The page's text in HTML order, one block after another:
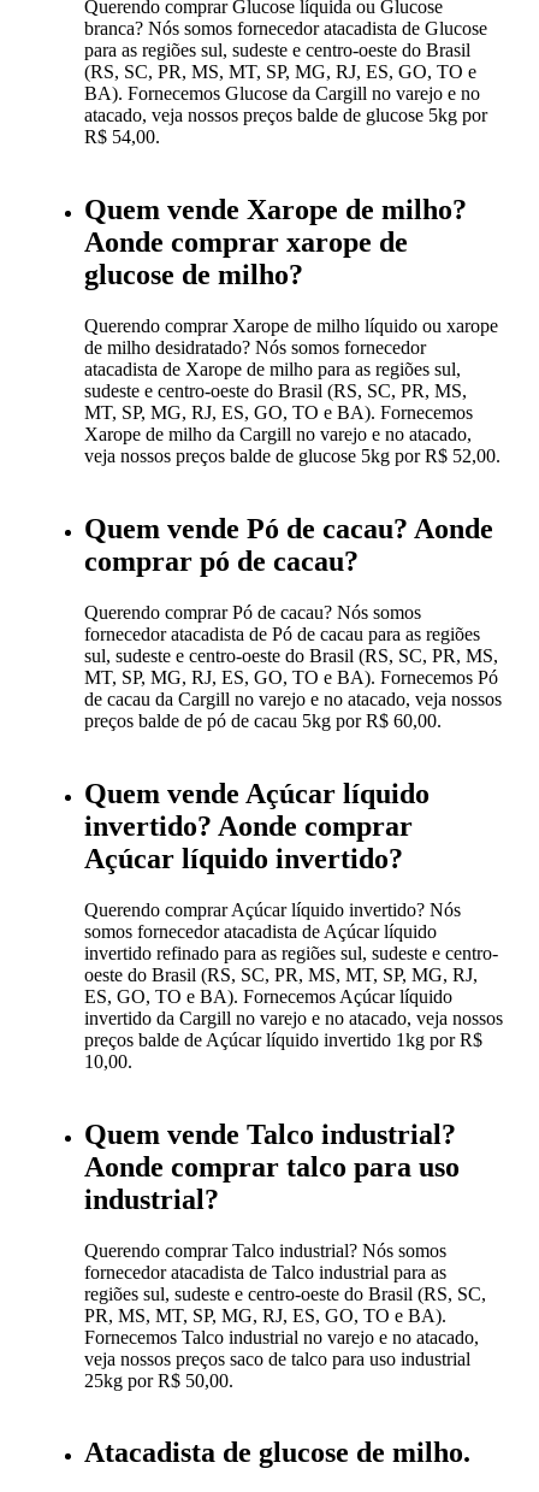
Querendo comprar Glucose líquida ou Glucose
branca? Nós somos fornecedor atacadista de Glucose
para as regiões sul, sudeste e centro-oeste do Brasil
(RS, SC, PR, MS, MT, SP, MG, RJ, ES, GO, TO e
BA). Fornecemos Glucose da Cargill no varejo e no
atacado, veja nossos preços balde de glucose 5kg por
R$ 54,00.
Quem vende Xarope de milho?
Aonde comprar xarope de
glucose de milho?
Querendo comprar Xarope de milho líquido ou xarope
de milho desidratado? Nós somos fornecedor
atacadista de Xarope de milho para as regiões sul,
sudeste e centro-oeste do Brasil (RS, SC, PR, MS,
MT, SP, MG, RJ, ES, GO, TO e BA). Fornecemos
Xarope de milho da Cargill no varejo e no atacado,
veja nossos preços balde de glucose 5kg por R$ 52,00.
Quem vende Pó de cacau? Aonde
comprar pó de cacau?
Querendo comprar Pó de cacau? Nós somos
fornecedor atacadista de Pó de cacau para as regiões
sul, sudeste e centro-oeste do Brasil (RS, SC, PR, MS,
MT, SP, MG, RJ, ES, GO, TO e BA). Fornecemos Pó
de cacau da Cargill no varejo e no atacado, veja nossos
preços balde de pó de cacau 5kg por R$ 60,00.
Quem vende Açúcar líquido
invertido? Aonde comprar
Açúcar líquido invertido?
Querendo comprar Açúcar líquido invertido? Nós
somos fornecedor atacadista de Açúcar líquido
invertido refinado para as regiões sul, sudeste e centro-
oeste do Brasil (RS, SC, PR, MS, MT, SP, MG, RJ,
ES, GO, TO e BA). Fornecemos Açúcar líquido
invertido da Cargill no varejo e no atacado, veja nossos
preços balde de Açúcar líquido invertido 1kg por R$
10,00.
Quem vende Talco industrial?
Aonde comprar talco para uso
industrial?
Querendo comprar Talco industrial? Nós somos
fornecedor atacadista de Talco industrial para as
regiões sul, sudeste e centro-oeste do Brasil (RS, SC,
PR, MS, MT, SP, MG, RJ, ES, GO, TO e BA).
Fornecemos Talco industrial no varejo e no atacado,
veja nossos preços saco de talco para uso industrial
25kg por R$ 50,00.
Atacadista de glucose de milho.